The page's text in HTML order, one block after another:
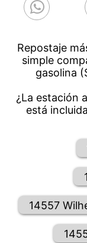
Repostaje
simple
gasolina
¿La estación
está
14557